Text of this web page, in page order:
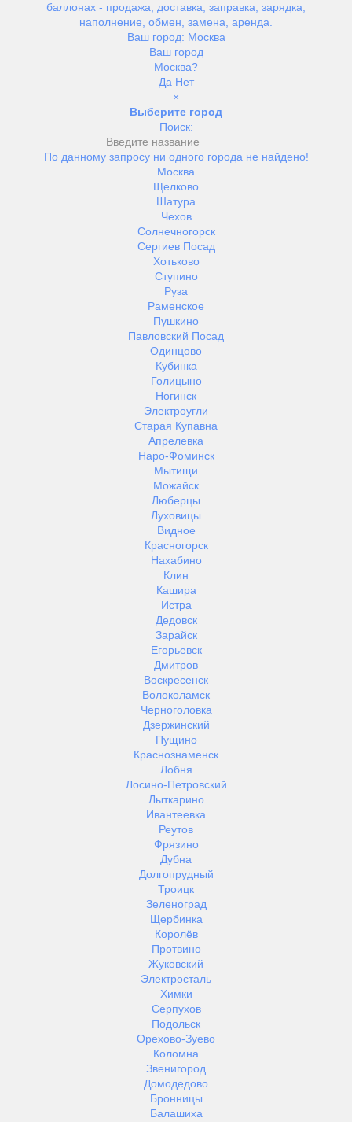
баллонах - продажа, доставка, заправка, зарядка,
наполнение, обмен, замена, аренда.
Ваш город: Москва
Ваш город
Москва?
Да Нет
×
Выберите город
Поиск:
По данному запросу ни одного города не найдено!
Москва
Щелково
Шатура
Чехов
Солнечногорск
Сергиев Посад
Хотьково
Ступино
Руза
Раменское
Пушкино
Павловский Посад
Одинцово
Кубинка
Голицыно
Ногинск
Электроугли
Старая Купавна
Апрелевка
Наро-Фоминск
Мытищи
Можайск
Люберцы
Луховицы
Видное
Красногорск
Нахабино
Клин
Кашира
Истра
Дедовск
Зарайск
Егорьевск
Дмитров
Воскресенск
Волоколамск
Черноголовка
Дзержинский
Пущино
Краснознаменск
Лобня
Лосино-Петровский
Лыткарино
Ивантеевка
Реутов
Фрязино
Дубна
Долгопрудный
Троицк
Зеленоград
Щербинка
Королёв
Протвино
Жуковский
Электросталь
Химки
Серпухов
Подольск
Орехово-Зуево
Коломна
Звенигород
Домодедово
Бронницы
Балашиха